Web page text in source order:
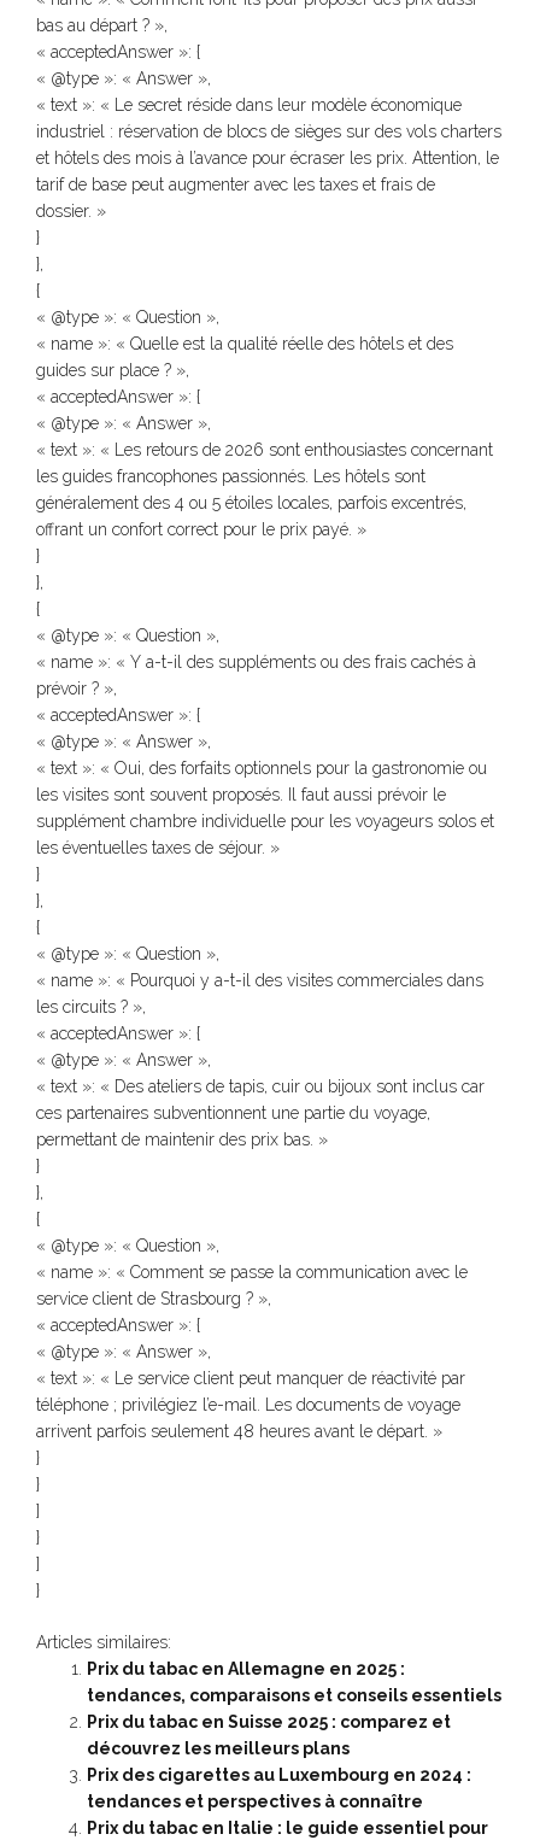
bas au départ ? »,
« acceptedAnswer »: {
« @type »: « Answer »,
« text »: « Le secret réside dans leur modèle économique
industriel : réservation de blocs de sièges sur des vols charters
et hôtels des mois à l’avance pour écraser les prix. Attention, le
tarif de base peut augmenter avec les taxes et frais de
dossier. »
}
},
{
« @type »: « Question »,
« name »: « Quelle est la qualité réelle des hôtels et des
guides sur place ? »,
« acceptedAnswer »: {
« @type »: « Answer »,
« text »: « Les retours de 2026 sont enthousiastes concernant
les guides francophones passionnés. Les hôtels sont
généralement des 4 ou 5 étoiles locales, parfois excentrés,
offrant un confort correct pour le prix payé. »
}
},
{
« @type »: « Question »,
« name »: « Y a-t-il des suppléments ou des frais cachés à
prévoir ? »,
« acceptedAnswer »: {
« @type »: « Answer »,
« text »: « Oui, des forfaits optionnels pour la gastronomie ou
les visites sont souvent proposés. Il faut aussi prévoir le
supplément chambre individuelle pour les voyageurs solos et
les éventuelles taxes de séjour. »
}
},
{
« @type »: « Question »,
« name »: « Pourquoi y a-t-il des visites commerciales dans
les circuits ? »,
« acceptedAnswer »: {
« @type »: « Answer »,
« text »: « Des ateliers de tapis, cuir ou bijoux sont inclus car
ces partenaires subventionnent une partie du voyage,
permettant de maintenir des prix bas. »
}
},
{
« @type »: « Question »,
« name »: « Comment se passe la communication avec le
service client de Strasbourg ? »,
« acceptedAnswer »: {
« @type »: « Answer »,
« text »: « Le service client peut manquer de réactivité par
téléphone ; privilégiez l’e-mail. Les documents de voyage
arrivent parfois seulement 48 heures avant le départ. »
}
}
]
}
]
}
Articles similaires:
Prix du tabac en Allemagne en 2025 :
tendances, comparaisons et conseils essentiels
Prix du tabac en Suisse 2025 : comparez et
découvrez les meilleurs plans
Prix des cigarettes au Luxembourg en 2024 :
tendances et perspectives à connaître
Prix du tabac en Italie : le guide essentiel pour